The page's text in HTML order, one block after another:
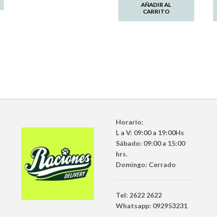
AÑADIR AL
CARRITO
Horario:
L a V: 09:00 a 19:00Hs
Sábado: 09:00 a 15:00
hrs.
Domingo: Cerrado
Tel: 2622 2622
Whatsapp: 092953231